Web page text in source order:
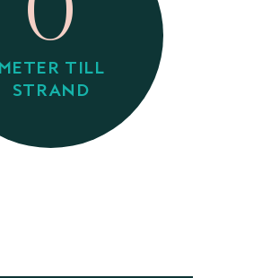
METER TILL
STRAND